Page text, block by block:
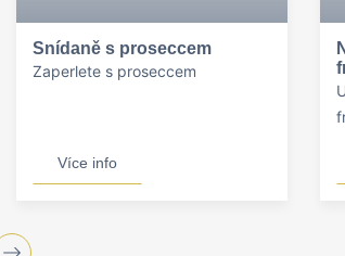
Snídaně s proseccem
Zaperlete s proseccem
Více info